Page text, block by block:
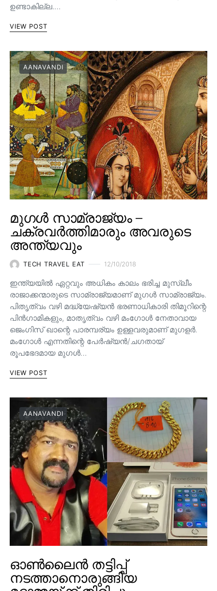
ഉണ്ടാകില്ല.…
VIEW POST
AANAVANDI
മുഗൾ സാമ്രാജ്യം –
ചക്രവർത്തിമാരും അവരുടെ
അന്ത്യവും
TECH TRAVEL EAT 12/10/2018
ഇന്ത്യയിൽ ഏറ്റവും അധികം കാലം ഭരിച്ച മുസ്ലീം
രാജാക്കന്മാരുടെ സാമ്രാജ്യമാണ് മുഗൾ സാമ്രാജ്യം.
പിതൃത്വം വഴി മദ്ധ്യേഷ്യൻ ഭരണാധികാരി തിമൂറിന്റെ
പിൻ‌ഗാമികളും, മാതൃത്വം വഴി മംഗോൾ നേതാവായ
ജെംഗിസ് ഖാന്റെ പാരമ്പര്യം ഉള്ളവരുമാണ്‌ മുഗളർ.
മംഗോൾ എന്നതിന്റെ പേർഷ്യൻ/ചഗതായ്
രൂപഭേദമായ മുഗൾ…
VIEW POST
AANAVANDI
ഓൺലൈൻ തട്ടിപ്പ്
നടത്താനൊരുങ്ങിയ